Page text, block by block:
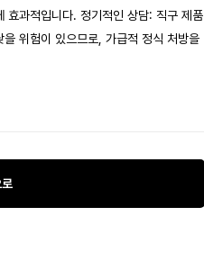
효과적입니다. 정기적인 상담: 직구 제품
위험이 있으므로, 가급적 정식 처방을